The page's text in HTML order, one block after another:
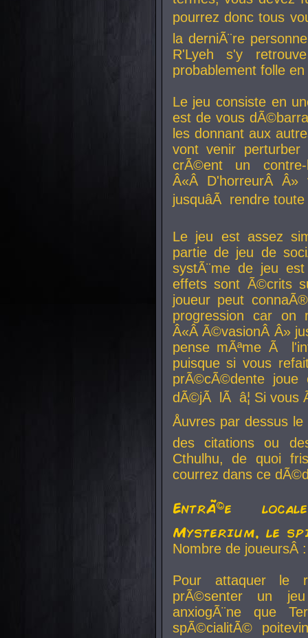
pourrez donc tous
la derniÃ¨re
R'Lyeh s'y
probablement folle
Le jeu consiste en
est de vous
les donnant aux
vont venir perturber
crÃ©ent un
Â«Â D'horreurÂ
jusquâÃ rendre
Le jeu est assez
partie de jeu de
systÃ¨me de jeu
effets sont Ã©crits
joueur peut
progression car
Â«Â Ã©vasionÂ Â»
pense mÃªme Ã
puisque si vous
prÃ©cÃ©dente
dÃ©jÃ lÃ â¦ Si vous
Åuvres par dessus
des citations ou
Cthulhu, de quoi
courrez dans ce
EntrÃ©e
Mysterium, le
Nombre de
Pour attaquer le
prÃ©senter un
anxiogÃ¨ne que
spÃ©cialitÃ©